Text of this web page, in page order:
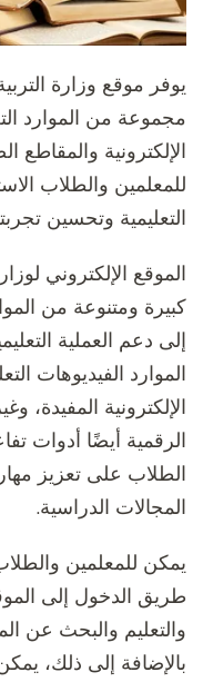
يوفر موقع وزارة
مجموعة من الموارد
الإلكترونية والمقاطع
للمعلمين والطلاب
التعليمية وتحسين
الموقع الإلكتروني
كبيرة ومتنوعة من
إلى دعم العملية
الموارد الفيديوهات
الإلكترونية المفيدة،
الرقمية أيضًا أدوات
الطلاب على تعزيز
المجالات الدراسية.
يمكن للمعلمين
طريق الدخول إلى
والتعليم والبحث عن
بالإضافة إلى ذلك،